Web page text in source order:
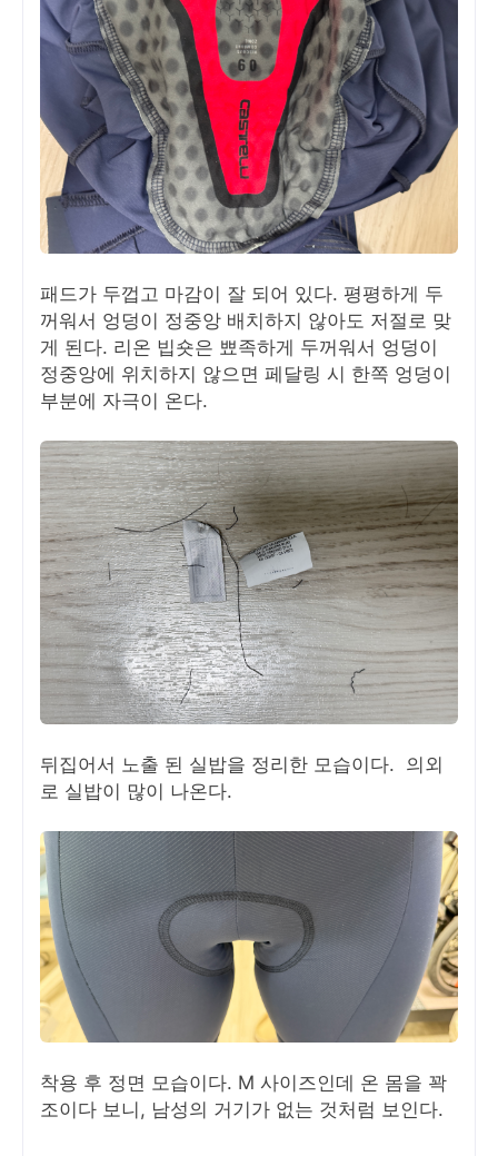
패드가 두껍고 마감이 잘 되어 있다. 평평하게 두
꺼워서 엉덩이 정중앙 배치하지 않아도 저절로 맞
게 된다. 리온 빕숏은 뾰족하게 두꺼워서 엉덩이
정중앙에 위치하지 않으면 페달링 시 한쪽 엉덩이
부분에 자극이 온다.
뒤집어서 노출 된 실밥을 정리한 모습이다. 의외
로 실밥이 많이 나온다.
착용 후 정면 모습이다. M 사이즈인데 온 몸을 꽉
조이다 보니, 남성의 거기가 없는 것처럼 보인다.